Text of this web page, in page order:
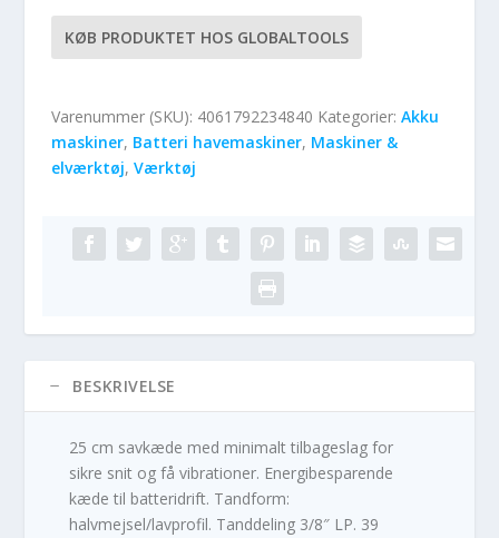
KØB PRODUKTET HOS GLOBALTOOLS
Varenummer (SKU): 4061792234840 Kategorier:Akku
maskiner, Batteri havemaskiner, Maskiner &
elværktøj,Værktøj
BESKRIVELSE
25 cm savkæde med minimalt tilbageslag for
sikre snit og få vibrationer. Energibesparende
kæde til batteridrift. Tandform:
halvmejsel/lavprofil. Tanddeling 3/8″ LP. 39